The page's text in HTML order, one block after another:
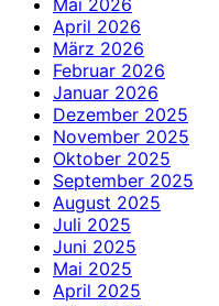
Mai 2026
April 2026
März 2026
Februar 2026
Januar 2026
Dezember 2025
November 2025
Oktober 2025
September 2025
August 2025
Juli 2025
Juni 2025
Mai 2025
April 2025